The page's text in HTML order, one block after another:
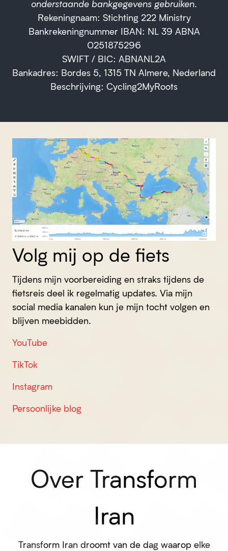
onderstaande bankgegevens gebruiken.
Rekeningnaam: Stichting 222 Ministry
Bankrekeningnummer IBAN: NL 39 ABNA
0251875296
SWIFT / BIC: ABNANL2A
Bankadres: Bordes 5, 1315 TN Almere, Nederland
Beschrijving: Cycling2MyRoots
Volg mij op de fiets
Tijdens mijn voorbereiding en straks tijdens de
fietsreis deel ik regelmatig updates. Via mijn
social media kanalen kun je mijn tocht volgen en
blijven meebidden.
YouTube
TikTok
Instagram
Persoonlijke blog
Over Transform
Iran
Transform Iran droomt van de dag waarop elke